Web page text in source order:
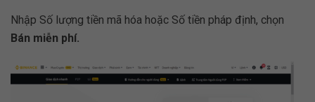
Nhập Số lượng tiền mã hóa hoặc Số tiền pháp định, chọn
Bán miễn phí.